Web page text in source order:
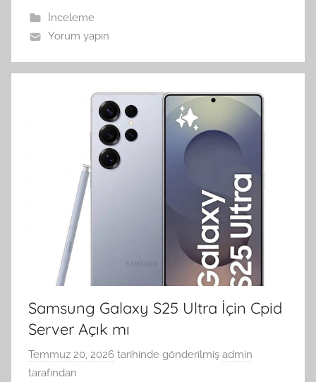
İnceleme
Yorum yapın
Samsung Galaxy S25 Ultra İçin Cpid
Server Açık mı
Temmuz 20, 2026 tarihinde gönderilmiş admin
tarafından